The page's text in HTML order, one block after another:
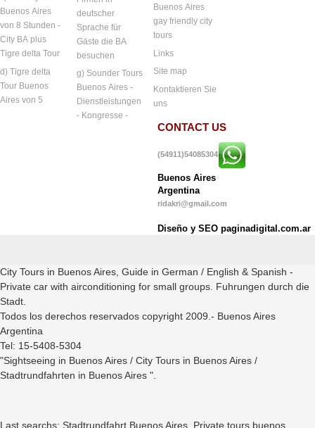
Buenos Aires
von 8 Stunden -
City BA plus
Tigre delta Tour
d) Tigre delta
Tour Buenos
Aires von 5
deutscher
Sprache für
Gäste die BA
besuchen
g) Sounder Tours
Buenos Aires -
Dienstleistungen
- Kongresse -
Buenos Aires
gay friendly city
tours
Links
Site map
Kontaktieren Sie
uns
CONTACT US
(54911)54085304
Buenos Aires
Argentina
ridakri@gmail.com
Diseño y SEO paginadigital.com.ar
City Tours in Buenos Aires, Guide in German / English & Spanish -
Private car with airconditioning for small groups. Fuhrungen durch die
Stadt.
Todos los derechos reservados copyright 2009.- Buenos Aires
Argentina
Tel: 15-5408-5304
"Sightseeing in Buenos Aires / City Tours in Buenos Aires /
Stadtrundfahrten in Buenos Aires ".
Last searchs: Stadtrundfahrt Buenos Aires, Private tours buenos